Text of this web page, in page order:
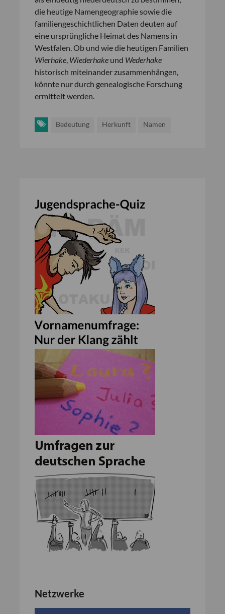
die heutige Namengeographie sowie die
familiengeschichtlichen Daten deuten auf
eine ursprüngliche Heimat des Namens in
Westfalen. Ob und wie die heutigen Familien
Wierhake, Wiederhake und Wederhake
historisch miteinander zusammenhängen,
könnte nur durch genealogische Forschung
ermittelt werden.
Bedeutung Herkunft Namen
Netzwerke